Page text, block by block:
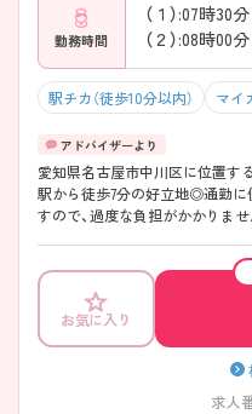
勤務時間
（１）:07時30
（２）:08時00
駅チカ（徒歩10分以内） マイ
愛知県名古屋市中川区に位置す
駅から徒歩7分の好立地◎通勤に
すので、過度な負担がかかりま
お気に入り
求人